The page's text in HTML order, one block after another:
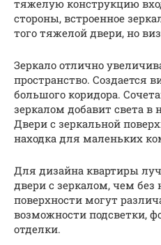
тяжелую конструкцию
стороны, встроенное
того тяжелой двери, но
Зеркало отлично
пространство. Создается
большого коридора.
зеркалом добавит света
Двери с зеркальной
находка для маленьких
Для дизайна квартиры
двери с зеркалом, чем без
поверхности могут
возможности подсветки,
отделки.